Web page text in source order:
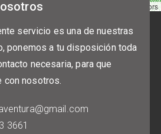
Leaflet contributors
servicio es una de nuestras
ponemos a tu disposición toda
necesaria, para que
con nosotros.
3661